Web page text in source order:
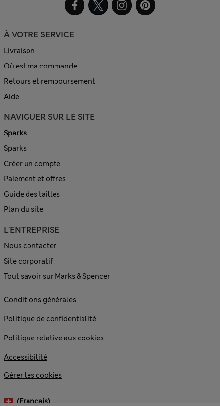
À VOTRE SERVICE
Livraison
Où est ma commande
Retours et remboursement
Aide
NAVIGUER SUR LE SITE
Sparks
Sparks
Créer un compte
Paiement et offres
Guide des tailles
Plan du site
L'ENTREPRISE
Nous contacter
Site corporatif
Tout savoir sur Marks & Spencer
Conditions générales
Politique de confidentialité
Politique relative aux cookies
Accessibilité
Gérer les cookies
(français)